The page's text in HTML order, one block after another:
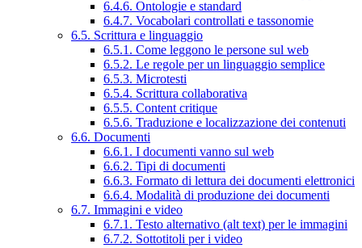
6.4.6. Ontologie e standard
6.4.7. Vocabolari controllati e tassonomie
6.5. Scrittura e linguaggio
6.5.1. Come leggono le persone sul web
6.5.2. Le regole per un linguaggio semplice
6.5.3. Microtesti
6.5.4. Scrittura collaborativa
6.5.5. Content critique
6.5.6. Traduzione e localizzazione dei contenuti
6.6. Documenti
6.6.1. I documenti vanno sul web
6.6.2. Tipi di documenti
6.6.3. Formato di lettura dei documenti elettronici
6.6.4. Modalità di produzione dei documenti
6.7. Immagini e video
6.7.1. Testo alternativo (alt text) per le immagini
6.7.2. Sottotitoli per i video